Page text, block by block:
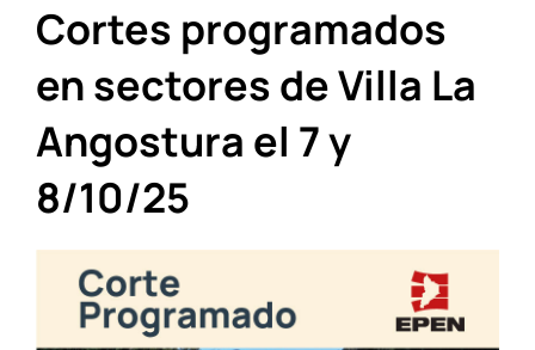
Cortes programados
en sectores de Villa La
Angostura el 7 y
8/10/25